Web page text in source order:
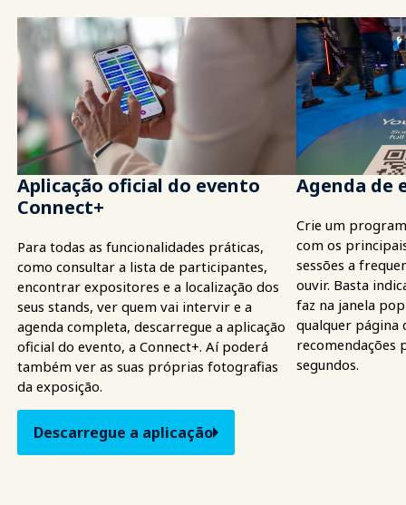
Aplicação oficial do evento
Connect+
Para todas as funcionalidades práticas,
como consultar a lista de participantes,
encontrar expositores e a localização dos
seus stands, ver quem vai intervir e a
agenda completa, descarregue a aplicação
oficial do evento, a Connect+. Aí poderá
também ver as suas próprias fotografias
da exposição.
Descarregue a aplicação
Agenda de
Crie um
com os
sessões a
ouvir. Basta
faz na janela
qualquer página
recomendações
segundos.